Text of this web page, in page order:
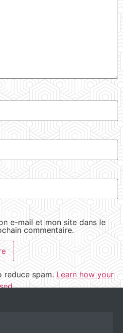
e-mail et mon site dans le
commentaire.
reduce spam. Learn how your